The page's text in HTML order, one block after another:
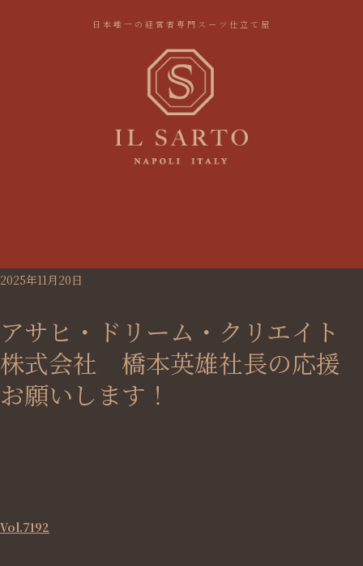
日本唯一の経営者専門スーツ仕立て屋
2025年11月20日
アサヒ・ドリーム・クリエイト
株式会社 橋本英雄社長の応援
お願いします！
Vol.7192